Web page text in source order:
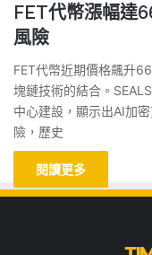
FET代幣漲幅達
風險
FET代幣近期價格飆升
塊鏈技術的結合。
中心建設，顯示出AI加
險，歷史
閱讀更多